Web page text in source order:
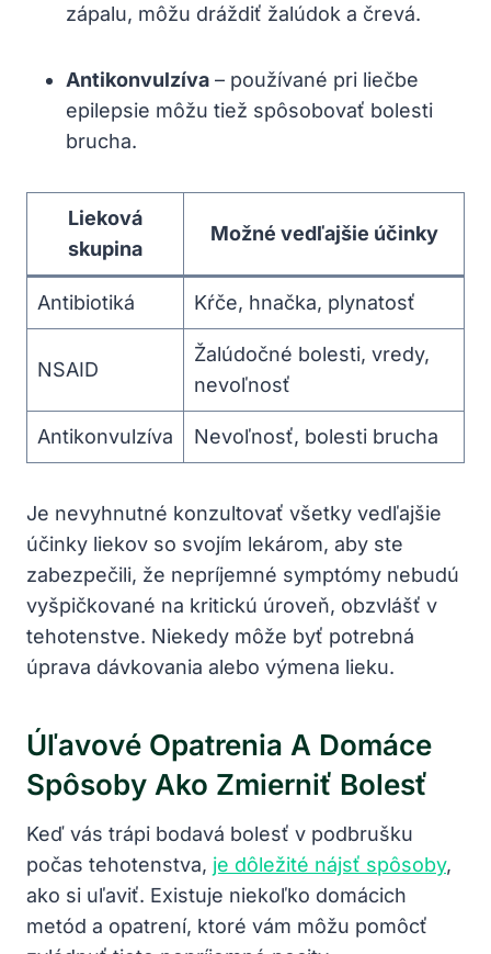
zápalu, môžu dráždiť žalúdok a črevá.
Antikonvulzíva – používané pri liečbe
epilepsie môžu tiež spôsobovať bolesti
brucha.
Lieková
skupina
Možné vedľajšie účinky
Antibiotiká Kŕče, hnačka, plynatosť
NSAID
Žalúdočné bolesti, vredy,
nevoľnosť
Antikonvulzíva Nevoľnosť, bolesti brucha
Je nevyhnutné konzultovať všetky vedľajšie
účinky liekov so svojím lekárom, aby ste
zabezpečili, že nepríjemné symptómy nebudú
vyšpičkované na kritickú úroveň, obzvlášť v
tehotenstve. Niekedy môže byť potrebná
úprava dávkovania alebo výmena lieku.
Úľavové Opatrenia A Domáce
Spôsoby Ako Zmierniť Bolesť
Keď vás trápi bodavá bolesť v podbrušku
počas tehotenstva, je dôležité nájsť spôsoby,
ako si uľaviť. Existuje niekoľko domácich
metód a opatrení, ktoré vám môžu pomôcť